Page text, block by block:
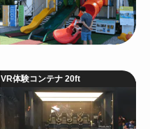
VR体験コンテナ 20ft